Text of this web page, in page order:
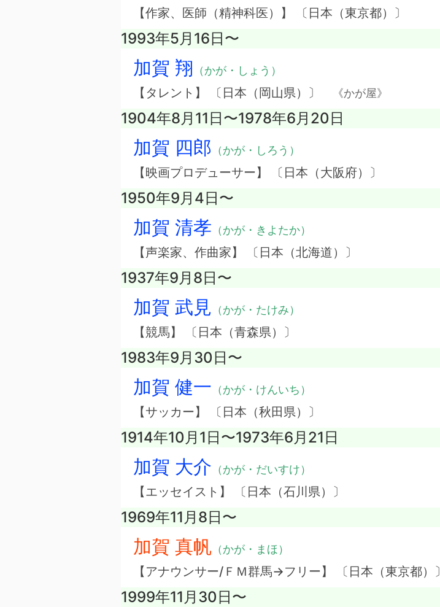
【作家、医師（精神科医）】 〔日本（東京都）〕
1993年5月16日〜
加賀 翔 （かが・しょう）
【タレント】 〔日本（岡山県）〕 《かが屋》
1904年8月11日〜1978年6月20日
加賀 四郎 （かが・しろう）
【映画プロデューサー】 〔日本（大阪府）〕
1950年9月4日〜
加賀 清孝 （かが・きよたか）
【声楽家、作曲家】 〔日本（北海道）〕
1937年9月8日〜
加賀 武見 （かが・たけみ）
【競馬】 〔日本（青森県）〕
1983年9月30日〜
加賀 健一 （かが・けんいち）
【サッカー】 〔日本（秋田県）〕
1914年10月1日〜1973年6月21日
加賀 大介 （かが・だいすけ）
【エッセイスト】 〔日本（石川県）〕
1969年11月8日〜
加賀 真帆 （かが・まほ）
【アナウンサー/ＦＭ群馬→フリー】 〔日本（東京都）〕
1999年11月30日〜